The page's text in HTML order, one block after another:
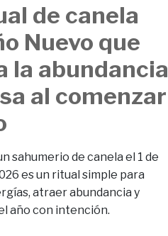
de canela
Nuevo que
la abundancia
al comenzar
sahumerio de canela el 1 de
es un ritual simple para
atraer abundancia y
año con intención.